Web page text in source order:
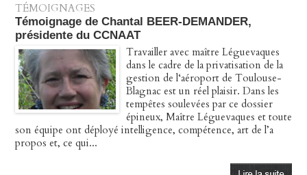
TÉMOIGNAGES
Témoignage de Chantal BEER-DEMANDER,
présidente du CCNAAT
Travailler avec maître Léguevaques
dans le cadre de la privatisation de la
gestion de l‘aéroport de Toulouse-
Blagnac est un réel plaisir. Dans les
tempêtes soulevées par ce dossier
épineux, Maître Léguevaques et toute
son équipe ont déployé intelligence, compétence, art de l’a
propos et, ce qui...